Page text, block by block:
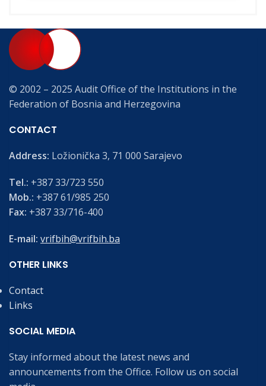
© 2002 – 2025 Audit Office of the Institutions in the
Federation of Bosnia and Herzegovina
CONTACT
Address: Ložionička 3, 71 000 Sarajevo
Tel.: +387 33/723 550
Mob.: +387 61/985 250
Fax: +387 33/716-400
E-mail: vrifbih@vrifbih.ba
OTHER LINKS
Contact
Links
SOCIAL MEDIA
Stay informed about the latest news and
announcements from the Office. Follow us on social